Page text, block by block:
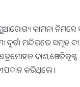
କାମନା ନିମନ୍ତେ
ଦୁର୍ଗା ମନ୍ଦିରରେ ସମୂହ
ଦାଶ,ଜ୍ୟୋତିକୃଷ୍ଣ
କରିଥିଲେ ।